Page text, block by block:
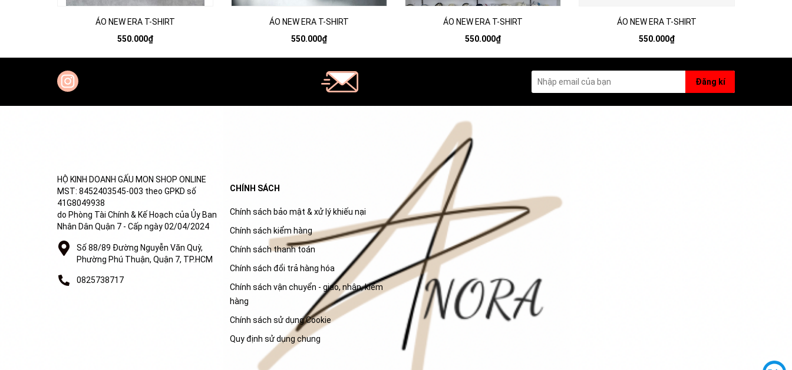
ÁO NEW ERA T-SHIRT
550.000₫
ÁO NEW ERA T-SHIRT
550.000₫
ÁO NEW ERA T-SHIRT
550.000₫
ÁO NEW ERA T-SHIRT
550.000₫
Đăng kí
HỘ KINH DOANH GẤU MON SHOP ONLINE
MST: 8452403545-003 theo GPKD số
41G8049938
do Phòng Tài Chính & Kế Hoạch của Ủy Ban
Nhân Dân Quận 7 - Cấp ngày 02/04/2024
Số 88/89 Đường Nguyễn Văn Quỳ,
Phường Phú Thuận, Quận 7, TP.HCM
0825738717
CHÍNH SÁCH
Chính sách bảo mật & xử lý khiếu nại
Chính sách kiểm hàng
Chính sách thanh toán
Chính sách đổi trả hàng hóa
Chính sách vận chuyển - giao, nhận, kiểm
hàng
Chính sách sử dụng Cookie
Quy định sử dụng chung